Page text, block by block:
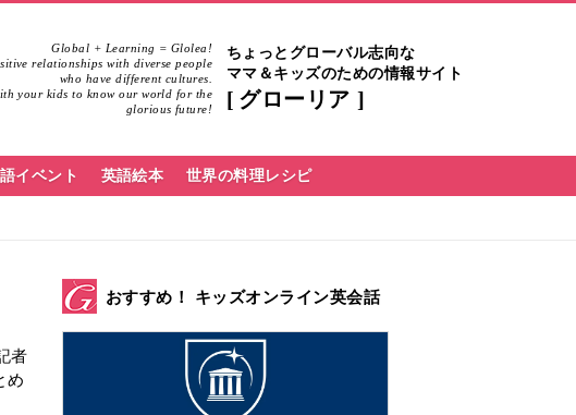
Global + Learning = Glolea!
relationships with diverse people
who have different cultures.
your kids to know our world for the
glorious future!
ちょっとグローバル志向な
ママ＆キッズのための情報サイト
グローリア
イベント 英語絵本 世界の料理レシピ
者
め
おすすめ！ キッズオンライン英会話